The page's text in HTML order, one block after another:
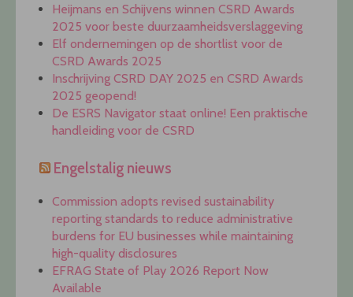
Heijmans en Schijvens winnen CSRD Awards
2025 voor beste duurzaamheidsverslaggeving
Elf ondernemingen op de shortlist voor de
CSRD Awards 2025
Inschrijving CSRD DAY 2025 en CSRD Awards
2025 geopend!
De ESRS Navigator staat online! Een praktische
handleiding voor de CSRD
Engelstalig nieuws
Commission adopts revised sustainability
reporting standards to reduce administrative
burdens for EU businesses while maintaining
high-quality disclosures
EFRAG State of Play 2026 Report Now
Available